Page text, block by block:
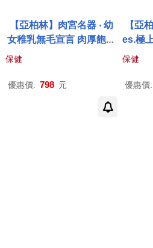
【亞柏林】肉宮名器 ‧ 幼
女稚乳無毛宣言 肉厚飽滿
內腔潮紅陰道仿真自慰器
保健
優惠價: 798 元
【亞
es.極
滿肉
保健
優惠價: